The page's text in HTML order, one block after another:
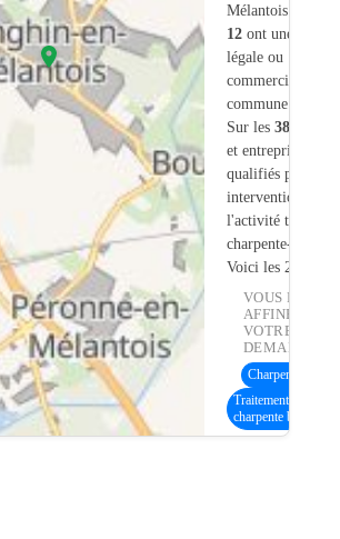
Mélantois (59)
12ont une
légale ou
commerciale
commune.
Sur les 388
et entreprises
qualifiés pour une
intervention sur
l'activité
charpente-bois.
Voici les 20
VOUS
AFFINER
VOTRE
DEMANDE :
Charpente bois
Traitement
charpente bois